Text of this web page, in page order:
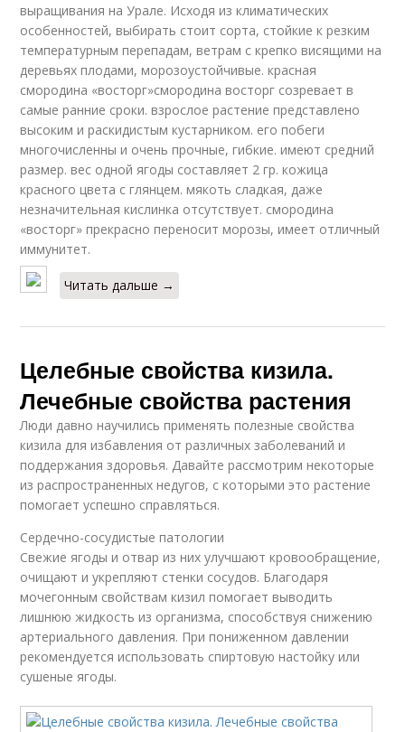
выращивания на Урале. Исходя из климатических
особенностей, выбирать стоит сорта, стойкие к резким
температурным перепадам, ветрам с крепко висящими на
деревьях плодами, морозоустойчивые. красная
смородина «восторг»смородина восторг созревает в
самые ранние сроки. взрослое растение представлено
высоким и раскидистым кустарником. его побеги
многочисленны и очень прочные, гибкие. имеют средний
размер. вес одной ягоды составляет 2 гр. кожица
красного цвета с глянцем. мякоть сладкая, даже
незначительная кислинка отсутствует. смородина
«восторг» прекрасно переносит морозы, имеет отличный
иммунитет.
Читать дальше →
Целебные свойства кизила.
Лечебные свойства растения
Люди давно научились применять полезные свойства
кизила для избавления от различных заболеваний и
поддержания здоровья. Давайте рассмотрим некоторые
из распространенных недугов, с которыми это растение
помогает успешно справляться.
Сердечно-сосудистые патологии
Свежие ягоды и отвар из них улучшают кровообращение,
очищают и укрепляют стенки сосудов. Благодаря
мочегонным свойствам кизил помогает выводить
лишнюю жидкость из организма, способствуя снижению
артериального давления. При пониженном давлении
рекомендуется использовать спиртовую настойку или
сушеные ягоды.